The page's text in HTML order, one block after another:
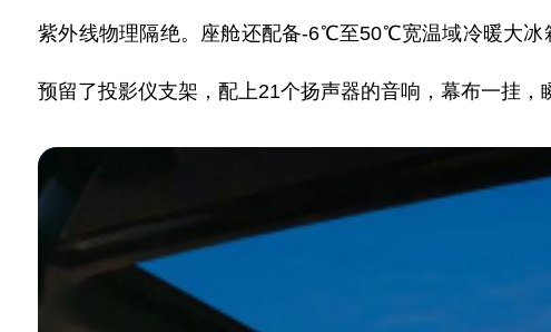
紫外线物理隔绝。 座舱还配备-6℃至50℃宽温域冷暖大冰
预留了投影仪支架，配上21个扬声器的音响，幕布一挂，